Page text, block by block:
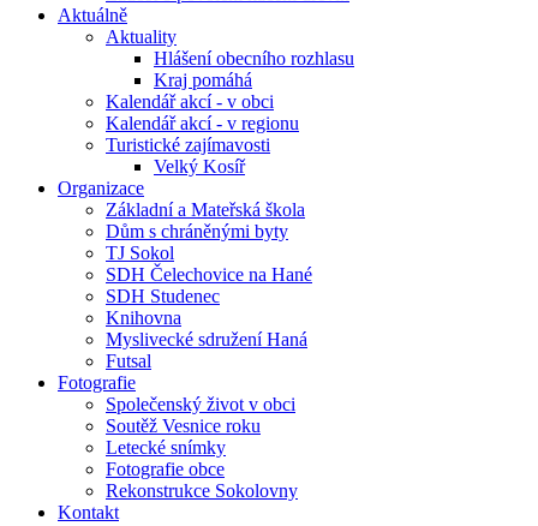
Aktuálně
Aktuality
Hlášení obecního rozhlasu
Kraj pomáhá
Kalendář akcí - v obci
Kalendář akcí - v regionu
Turistické zajímavosti
Velký Kosíř
Organizace
Základní a Mateřská škola
Dům s chráněnými byty
TJ Sokol
SDH Čelechovice na Hané
SDH Studenec
Knihovna
Myslivecké sdružení Haná
Futsal
Fotografie
Společenský život v obci
Soutěž Vesnice roku
Letecké snímky
Fotografie obce
Rekonstrukce Sokolovny
Kontakt